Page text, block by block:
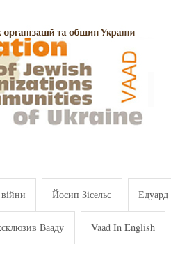
Йосип Зісельс
Вааду Vaad In English